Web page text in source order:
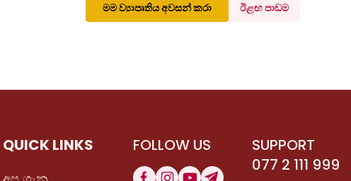
මම ව්‍යාපෘතිය අවසන් කරා ඊළඟ පාඩම
QUICK LINKS FOLLOW US
SUPPORT
077 2 111 999